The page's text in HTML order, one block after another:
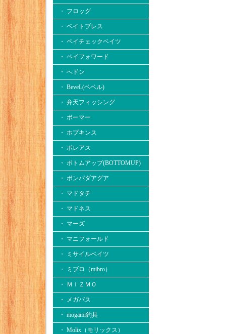
・ フロッグ
・ ベイトブレス
・ ペイチェックベイツ
・ ペイフォワード
・ へドン
・ BeveL(ベベル)
・ 弁天フィッシング
・ ボーマー
・ ホプキンス
・ ボレアス
・ ボトムアップ(BOTTOMUP)
・ ボンバダアグア
・ マドタチ
・ マドネス
・ マーズ
・ マニフォールド
・ ミサイルベイツ
・ ミブロ（mibro）
・ ＭＩＺＭＯ
・ メガバス
・ mogami釣具
・ Molix（モリックス）